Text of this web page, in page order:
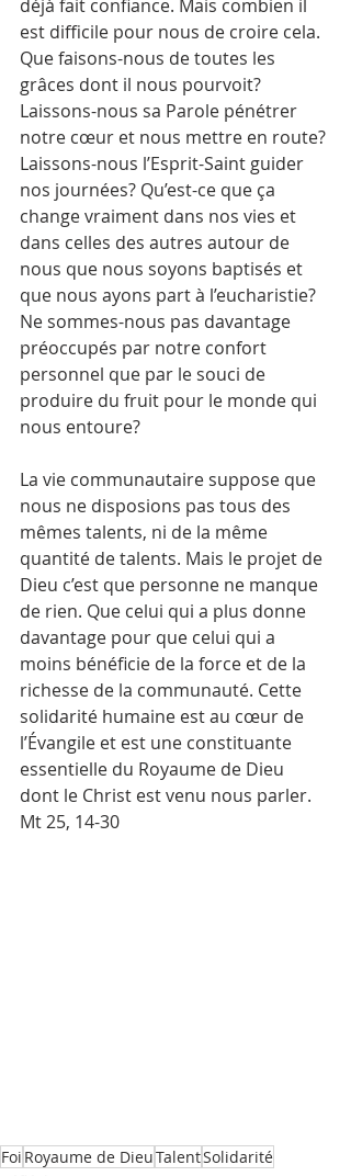
déjà fait confiance. Mais combien il
est difficile pour nous de croire cela.
Que faisons-nous de toutes les
grâces dont il nous pourvoit?
Laissons-nous sa Parole pénétrer
notre cœur et nous mettre en route?
Laissons-nous l’Esprit-Saint guider
nos journées? Qu’est-ce que ça
change vraiment dans nos vies et
dans celles des autres autour de
nous que nous soyons baptisés et
que nous ayons part à l’eucharistie?
Ne sommes-nous pas davantage
préoccupés par notre confort
personnel que par le souci de
produire du fruit pour le monde qui
nous entoure?
La vie communautaire suppose que
nous ne disposions pas tous des
mêmes talents, ni de la même
quantité de talents. Mais le projet de
Dieu c’est que personne ne manque
de rien. Que celui qui a plus donne
davantage pour que celui qui a
moins bénéficie de la force et de la
richesse de la communauté. Cette
solidarité humaine est au cœur de
l’Évangile et est une constituante
essentielle du Royaume de Dieu
dont le Christ est venu nous parler.
Mt 25, 14-30
Foi Royaume de DieuTalentSolidarité